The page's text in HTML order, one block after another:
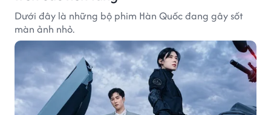
Dưới đây là những bộ phim Hàn Quốc đang gây sốt
màn ảnh nhỏ.